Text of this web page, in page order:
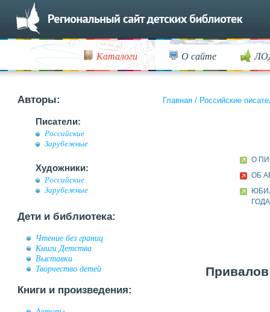
Каталоги О сайте
Авторы:
Писатели:
Российские
Зарубежные
Художники:
Российские
Зарубежные
Дети и библиотека:
Чтение без границ
Книги Детства
Выставки
Творчество детей
Книги и произведения:
Главная / Российские
О
ОБ
ГОДА
Привалов